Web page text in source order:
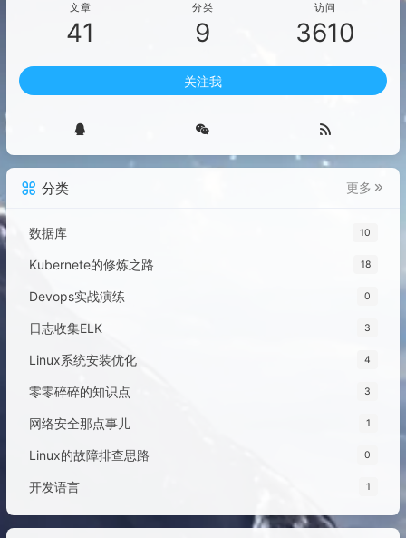
文章
41
分类
9
访问
3610
关注我
分类 更多
数据库 10
Kubernete的修炼之路 18
Devops实战演练 0
日志收集ELK 3
Linux系统安装优化 4
零零碎碎的知识点 3
网络安全那点事儿 1
Linux的故障排查思路 0
开发语言 1